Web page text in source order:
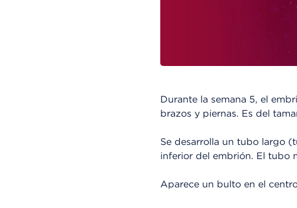
Durante la semana 5, el
brazos y piernas. Es del
Se desarrolla un tubo largo
inferior del embrión. El tubo
Aparece un bulto en el